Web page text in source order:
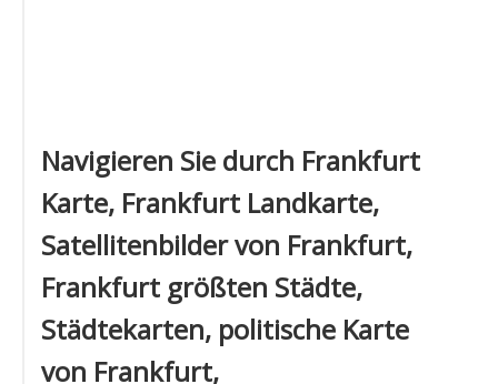
Navigieren Sie durch Frankfurt
Karte, Frankfurt Landkarte,
Satellitenbilder von Frankfurt,
Frankfurt größten Städte,
Städtekarten, politische Karte
von Frankfurt,